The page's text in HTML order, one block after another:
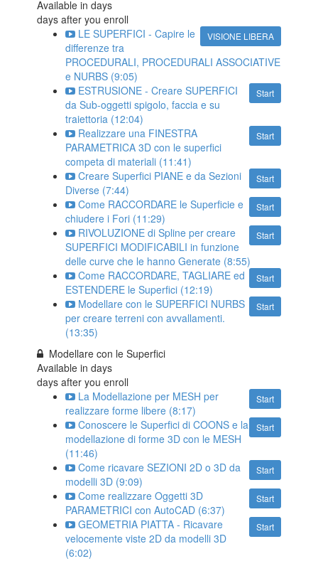
Available indays
days after you enroll
VISIONE LIBERA
LE SUPERFICI - Capire le
differenze tra
PROCEDURALI, PROCEDURALI ASSOCIATIVE
e NURBS (9:05)
Start
ESTRUSIONE - Creare SUPERFICI
da Sub-oggetti spigolo, faccia e su
traiettoria (12:04)
Start
Realizzare una FINESTRA
PARAMETRICA 3D con le superfici
competa di materiali (11:41)
Start
Creare Superfici PIANE e da Sezioni
Diverse (7:44)
Start
Come RACCORDARE le Superficie e
chiudere i Fori (11:29)
Start
RIVOLUZIONE di Spline per creare
SUPERFICI MODIFICABILI in funzione
delle curve che le hanno Generate (8:55)
Start
Come RACCORDARE, TAGLIARE ed
ESTENDERE le Superfici (12:19)
Start
Modellare con le SUPERFICI NURBS
per creare terreni con avvallamenti.
(13:35)
Modellare con le Superfici
Available indays
days after you enroll
Start
La Modellazione per MESH per
realizzare forme libere (8:17)
Start
Conoscere le Superfici di COONS e la
modellazione di forme 3D con le MESH
(11:46)
Start
Come ricavare SEZIONI 2D o 3D da
modelli 3D (9:09)
Start
Come realizzare Oggetti 3D
PARAMETRICI con AutoCAD (6:37)
Start
GEOMETRIA PIATTA - Ricavare
velocemente viste 2D da modelli 3D
(6:02)